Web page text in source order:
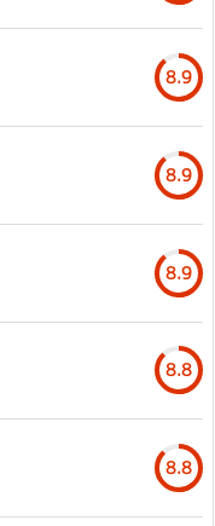
8.9
8.9
8.9
8.8
8.8